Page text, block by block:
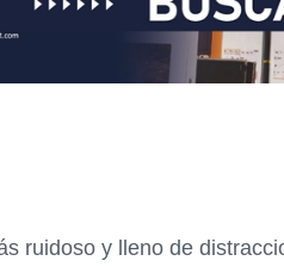
ruidoso y lleno de